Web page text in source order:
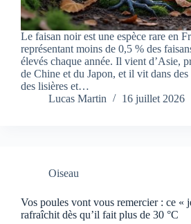
Le faisan noir est une espèce rare en
représentant moins de 0,5 % des
élevés chaque année. Il vient d’Asie,
de Chine et du Japon, et il vit dans des
des lisières et…
Lucas Martin
16 juillet 2026
Oiseau
Vos poules vont vous remercier : ce «
rafraîchit dès qu’il fait plus de 30 °C